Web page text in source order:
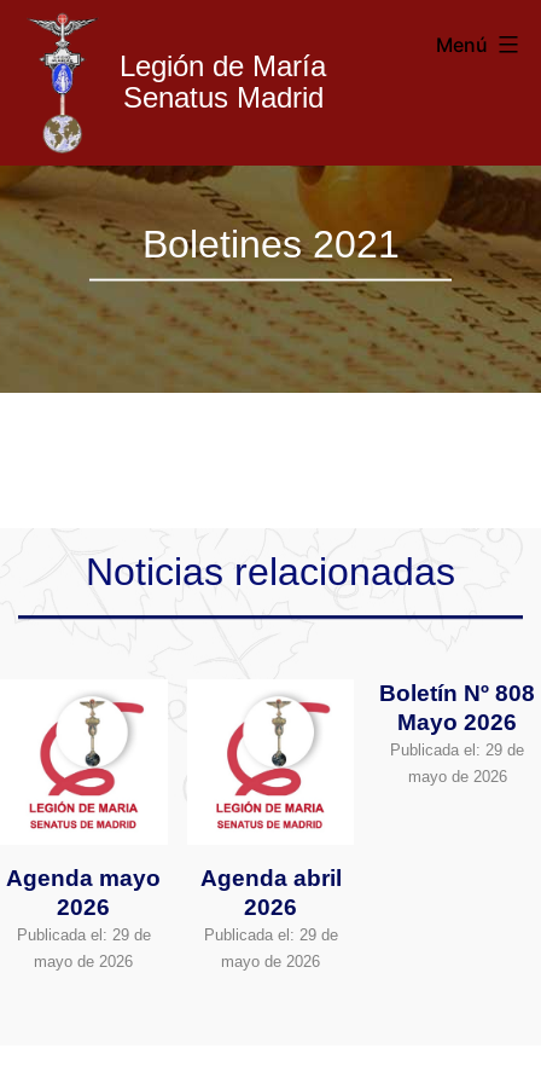
Legión de María
Senatus Madrid
Saltar
contenido
Legión
de
María
Madrid
Menú
Boletines 2021
Noticias relacionadas
Agenda mayo
2026
Publicada el: 29 de
mayo de 2026
Agenda abril
2026
Publicada el: 29 de
mayo de 2026
Boletín Nº 808
Mayo 2026
Publicada el: 29 de
mayo de 2026